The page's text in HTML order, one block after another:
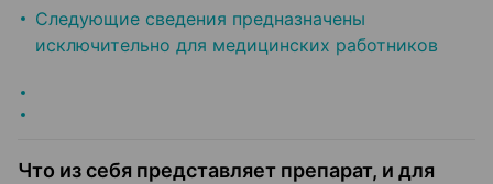
Следующие сведения предназначены
исключительно для медицинских работников
Что из себя представляет препарат, и для